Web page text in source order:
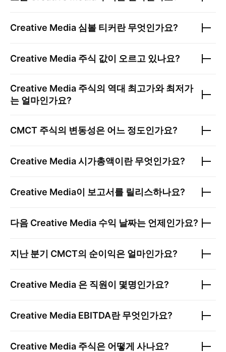
Creative Media 심볼 티커란 무엇인가요?
Creative Media 주식 값이 오르고 있나요?
Creative Media 주식의 역대 최고가와 최저가
는 얼마인가요?
CMCT 주식의 변동성은 어느 정도인가요?
Creative Media시가총액이란 무엇인가요?
Creative Media이 보고서를 릴리스하나요?
다음 Creative Media 수익 날짜는 언제인가요?
지난 분기 CMCT의 순이익은 얼마인가요?
Creative Media 은 직원이 몇명인가요?
Creative Media EBITDA란 무엇인가요?
Creative Media 주식은 어떻게 사나요?